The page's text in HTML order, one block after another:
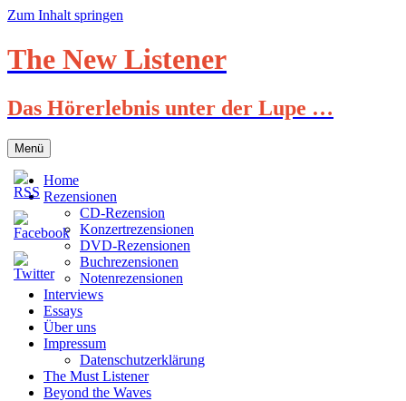
Zum Inhalt springen
The New Listener
Das Hörerlebnis unter der Lupe …
Menü
Home
Rezensionen
CD-Rezension
Konzertrezensionen
DVD-Rezensionen
Buchrezensionen
Notenrezensionen
Interviews
Essays
Über uns
Impressum
Datenschutzerklärung
The Must Listener
Beyond the Waves